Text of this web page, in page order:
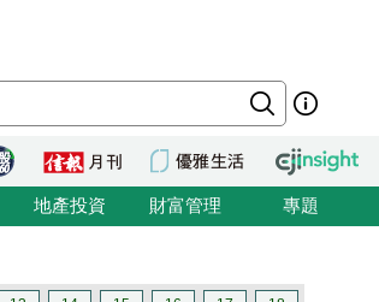
地產投資 財富管理 專題